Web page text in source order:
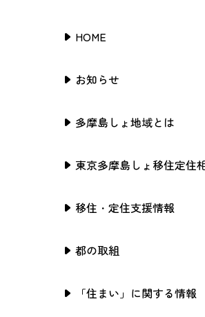
HOME
お知らせ
多摩島しょ地域とは
東京多摩島しょ移住定住
移住・定住支援情報
都の取組
「住まい」に関する情報